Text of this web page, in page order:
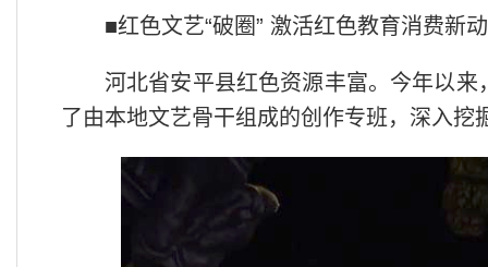
■红色文艺“破圈” 激活红色教育消费新
河北省安平县红色资源丰富。今年以
了由本地文艺骨干组成的创作专班，深入